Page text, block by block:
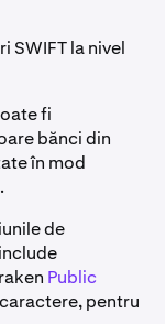
la Kraken,
la contul tău
derulant
la Kraken,
la contul tău
SWIFT la nivel
fi
bănci din
în mod
de
Public
pentru